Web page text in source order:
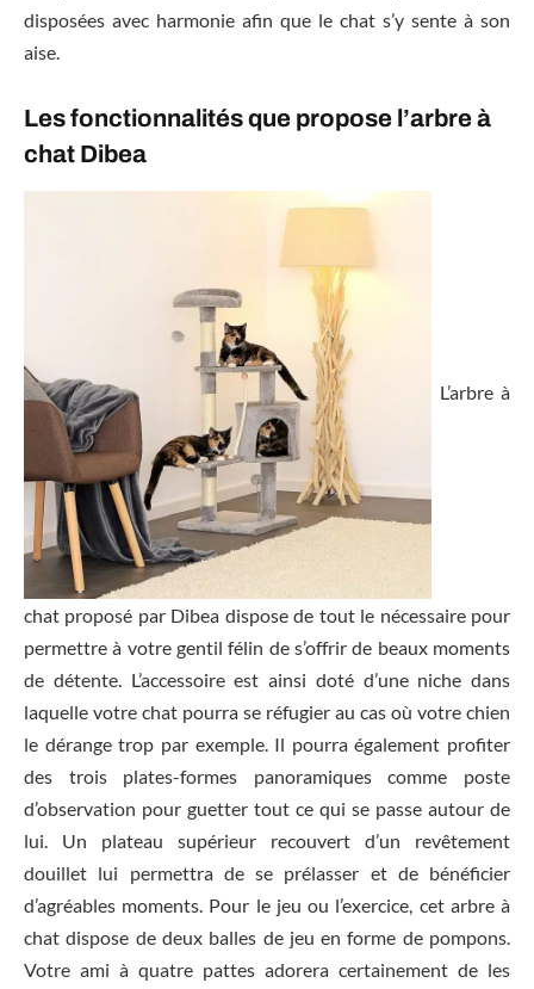
disposées avec harmonie afin que le chat s’y sente à son
aise.
Les fonctionnalités que propose l’arbre à
chat Dibea
L’arbre à
chat proposé par Dibea dispose de tout le nécessaire pour
permettre à votre gentil félin de s’offrir de beaux moments
de détente. L’accessoire est ainsi doté d’une niche dans
laquelle votre chat pourra se réfugier au cas où votre chien
le dérange trop par exemple. Il pourra également profiter
des trois plates-formes panoramiques comme poste
d’observation pour guetter tout ce qui se passe autour de
lui. Un plateau supérieur recouvert d’un revêtement
douillet lui permettra de se prélasser et de bénéficier
d’agréables moments. Pour le jeu ou l’exercice, cet arbre à
chat dispose de deux balles de jeu en forme de pompons.
Votre ami à quatre pattes adorera certainement de les